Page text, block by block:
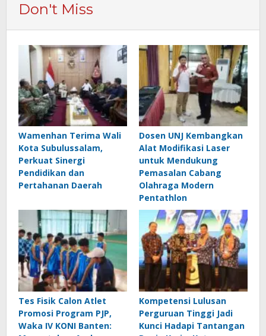
Don't Miss
Wamenhan Terima Wali
Kota Subulussalam,
Perkuat Sinergi
Pendidikan dan
Pertahanan Daerah
Dosen UNJ Kembangkan
Alat Modifikasi Laser
untuk Mendukung
Pemasalan Cabang
Olahraga Modern
Pentathlon
Tes Fisik Calon Atlet
Promosi Program PJP,
Waka IV KONI Banten:
Kompetensi Lulusan
Perguruan Tinggi Jadi
Kunci Hadapi Tantangan